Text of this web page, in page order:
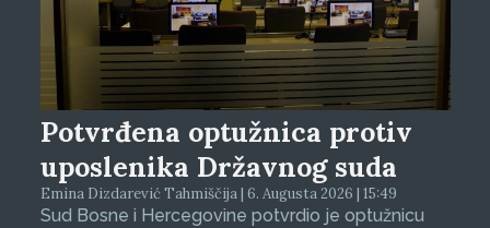
Potvrđena optužnica protiv
uposlenika Državnog suda
Emina Dizdarević Tahmiščija | 6. Augusta 2026 | 15:49
Sud Bosne i Hercegovine potvrdio je optužnicu